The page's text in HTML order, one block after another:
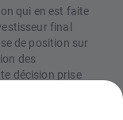
qui en est faite
final
de position sur
des
décision prise